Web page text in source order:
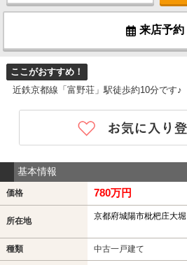
来店予約
ここがおすすめ！
近鉄京都線「富野荘」駅徒歩約10分です♪
基本情報
価格 780万円
所在地 京都府城陽市枇杷庄大堀
種類 中古一戸建て